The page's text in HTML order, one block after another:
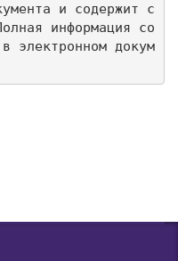
и содержит с
информация со
электронном докум